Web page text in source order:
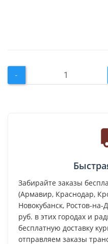
-
Забирайте заказы
(Армавир, Краснодар,
Новокубанск, Ростов-на-
руб. в этих городах и
бесплатную доставку
отправляем заказы